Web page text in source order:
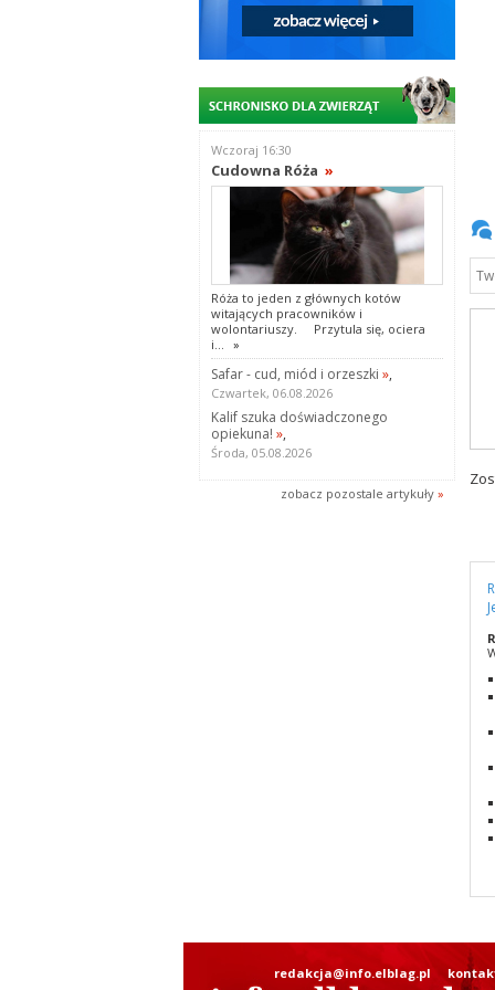
Wczoraj 16:30
Cudowna Róża »
Róża to jeden z głównych kotów
witających pracowników i
wolontariuszy. Przytula się, ociera
i... »
Safar - cud, miód i orzeszki »,
Czwartek, 06.08.2026
Kalif szuka doświadczonego
opiekuna! »,
Środa, 05.08.2026
zobacz pozostale artykuły »
redakcja@info.elblag.pl